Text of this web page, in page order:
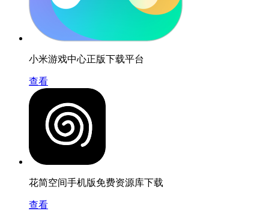
小米游戏中心正版下载平台
查看
花简空间手机版免费资源库下载
查看